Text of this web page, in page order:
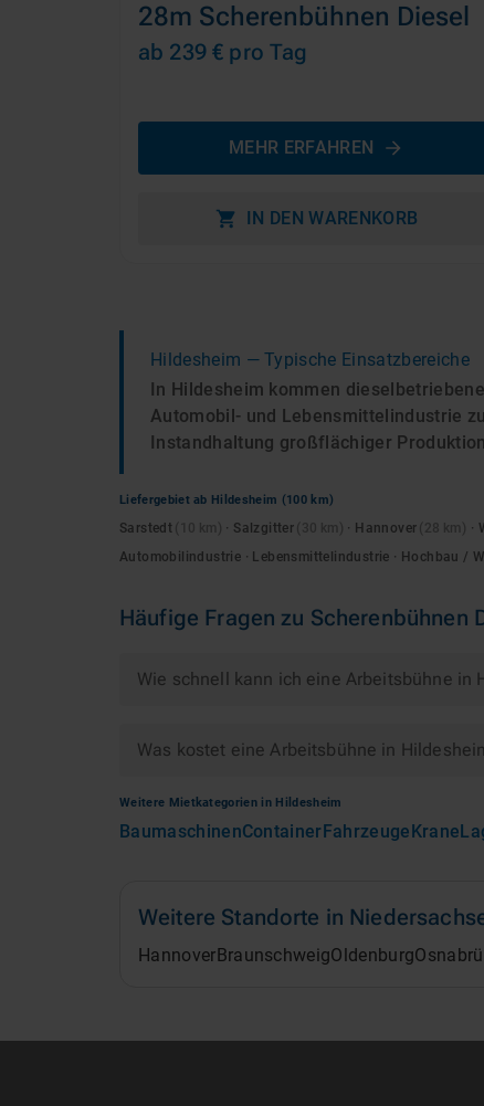
28m Scherenbühnen Diesel
ab 239 € pro Tag
MEHR ERFAHREN
IN DEN WARENKORB
Hildesheim — Typische Einsatzbereiche
In Hildesheim kommen
Automobil- und Lebensmittelindustrie
Instandhaltung großflächiger
Liefergebiet ab Hildesheim (100 km)
Sarstedt · Salzgitter · Hannover ·
Automobilindustrie · Lebensmittelindustrie · Hochbau /
Häufige Fragen zu Scherenbühnen
Wie schnell kann ich eine Arbeitsbühne in
Was kostet eine Arbeitsbühne in
Weitere Mietkategorien in Hildesheim
BaumaschinenContainerFahrzeugeKrane
Weitere Standorte in
HannoverBraunschweigOldenburg